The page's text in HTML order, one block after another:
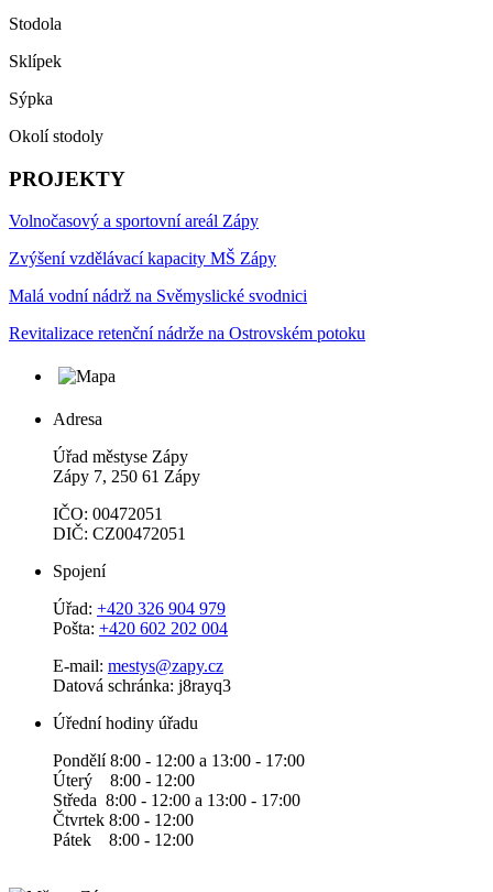
Stodola
Sklípek
Sýpka
Okolí stodoly
PROJEKTY
Volnočasový a sportovní areál Zápy
Zvýšení vzdělávací kapacity MŠ Zápy
Malá vodní nádrž na Svěmyslické svodnici
Revitalizace retenční nádrže na Ostrovském potoku
Adresa
Úřad městyse Zápy
Zápy 7, 250 61 Zápy
IČO: 00472051
DIČ: CZ00472051
Spojení
Úřad: +420 326 904 979
Pošta: +420 602 202 004
E-mail: mestys@zapy.cz
Datová schránka: j8rayq3
Úřední hodiny úřadu
Pondělí 8:00 - 12:00 a 13:00 - 17:00
Úterý 8:00 - 12:00
Středa 8:00 - 12:00 a 13:00 - 17:00
Čtvrtek 8:00 - 12:00
Pátek 8:00 - 12:00